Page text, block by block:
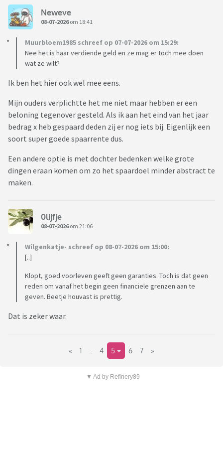
Neweve
08-07-2026om 18:41
Muurbloem1985 schreef op 07-07-2026 om 15:29:
Nee het is haar verdiende geld en ze mag er toch mee doen
wat ze wilt?
Ik ben het hier ook wel mee eens.
Mijn ouders verplichtte het me niet maar hebben er een
beloning tegenover gesteld. Als ik aan het eind van het jaar
bedrag x heb gespaard deden zij er nog iets bij. Eigenlijk een
soort super goede spaarrente dus.
Een andere optie is met dochter bedenken welke grote
dingen eraan komen om zo het spaardoel minder abstract te
maken.
0lijfje
08-07-2026om 21:06
Wilgenkatje- schreef op 08-07-2026 om 15:00:
[..]
Klopt, goed voorleven geeft geen garanties. Toch is dat geen
reden om vanaf het begin geen financiele grenzen aan te
geven. Beetje houvast is prettig.
Dat is zeker waar.
« 1 4 5 6 7 »
▼ Ad by Refinery89